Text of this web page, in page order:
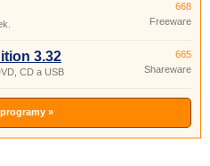
668
Freeware
3.32
CD a USB
665
Shareware
»